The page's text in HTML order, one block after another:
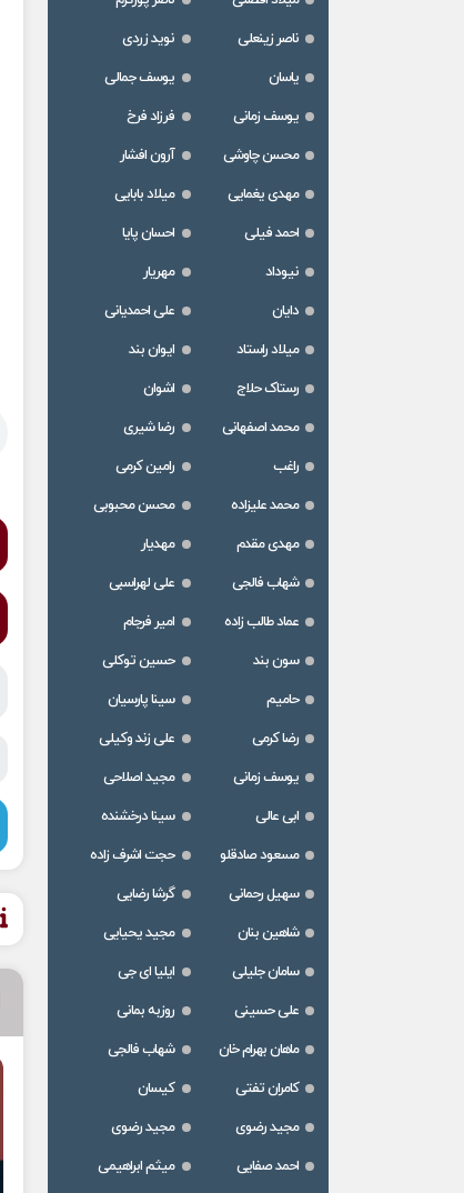
ناصر زینعلی
نوید زردی
یاسان
یوسف جمالی
یوسف زمانی
فرزاد فرخ
محسن چاوشی
آرون افشار
مهدی یغمایی
میلاد بابایی
احمد فیلی
احسان پایا
نیوداد
مهریار
دایان
علی احمدیانی
میلاد راستاد
ایوان بند
رستاک حلاج
اشوان
محمد اصفهانی
رضا شیری
راغب
رامین کرمی
محمد علیزاده
محسن محبوبی
مهدی مقدم
مهدیار
شهاب فالجی
علی لهراسبی
عماد طالب زاده
امیر فرجام
سون بند
حسین توکلی
حامیم
سینا پارسیان
رضا کرمی
علی زند وکیلی
یوسف زمانی
مجید اصلاحی
ابی عالی
سینا درخشنده
مسعود صادقلو
حجت اشرف زاده
سهیل رحمانی
گرشا رضایی
شاهین بنان
مجید یحیایی
سامان جلیلی
ایلیا ای جی
علی حسینی
روزبه بمانی
ماهان بهرام خان
شهاب فالجی
کامران تفتی
کیسان
مجید رضوی
مجید رضوی
احمد صفایی
میثم ابراهیمی